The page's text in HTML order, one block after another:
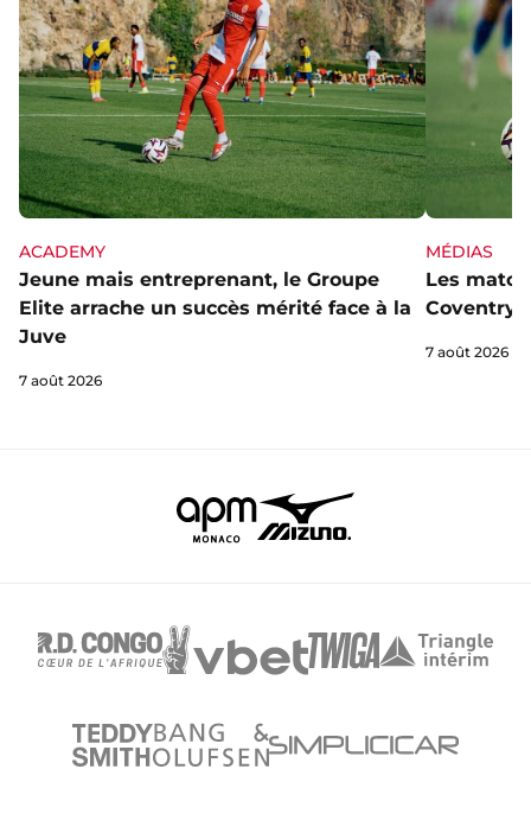
ACADEMY
Jeune mais entreprenant, le Groupe
Elite arrache un succès mérité face à la
Juve
7 août 2026
MÉDIAS
Les
Coventry
7 août 2026